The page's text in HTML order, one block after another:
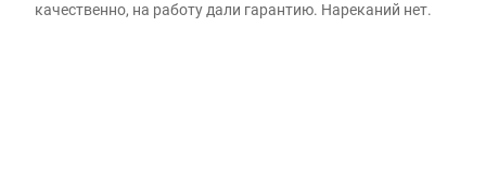
качественно, на работу дали гарантию. Нареканий нет.